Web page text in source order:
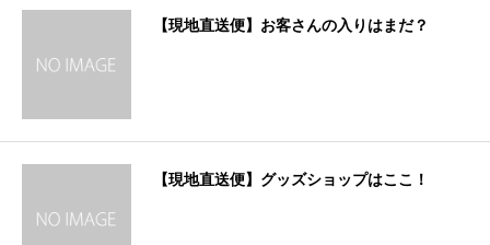
【現地直送便】お客さんの入りはまだ？
【現地直送便】グッズショップはここ！